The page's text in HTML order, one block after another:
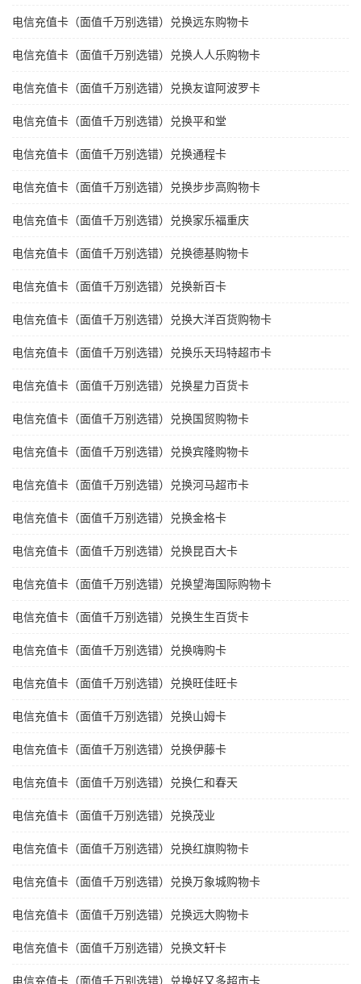
电信充值卡（面值千万别选错）兑换远东购物卡
电信充值卡（面值千万别选错）兑换人人乐购物卡
电信充值卡（面值千万别选错）兑换友谊阿波罗卡
电信充值卡（面值千万别选错）兑换平和堂
电信充值卡（面值千万别选错）兑换通程卡
电信充值卡（面值千万别选错）兑换步步高购物卡
电信充值卡（面值千万别选错）兑换家乐福重庆
电信充值卡（面值千万别选错）兑换德基购物卡
电信充值卡（面值千万别选错）兑换新百卡
电信充值卡（面值千万别选错）兑换大洋百货购物卡
电信充值卡（面值千万别选错）兑换乐天玛特超市卡
电信充值卡（面值千万别选错）兑换星力百货卡
电信充值卡（面值千万别选错）兑换国贸购物卡
电信充值卡（面值千万别选错）兑换宾隆购物卡
电信充值卡（面值千万别选错）兑换河马超市卡
电信充值卡（面值千万别选错）兑换金格卡
电信充值卡（面值千万别选错）兑换昆百大卡
电信充值卡（面值千万别选错）兑换望海国际购物卡
电信充值卡（面值千万别选错）兑换生生百货卡
电信充值卡（面值千万别选错）兑换嗨购卡
电信充值卡（面值千万别选错）兑换旺佳旺卡
电信充值卡（面值千万别选错）兑换山姆卡
电信充值卡（面值千万别选错）兑换伊藤卡
电信充值卡（面值千万别选错）兑换仁和春天
电信充值卡（面值千万别选错）兑换茂业
电信充值卡（面值千万别选错）兑换红旗购物卡
电信充值卡（面值千万别选错）兑换万象城购物卡
电信充值卡（面值千万别选错）兑换远大购物卡
电信充值卡（面值千万别选错）兑换文轩卡
电信充值卡（面值千万别选错）兑换好又多超市卡